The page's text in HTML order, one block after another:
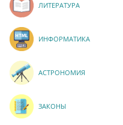
ЛИТЕРАТУРА
ИНФОРМАТИКА
АСТРОНОМИЯ
ЗАКОНЫ